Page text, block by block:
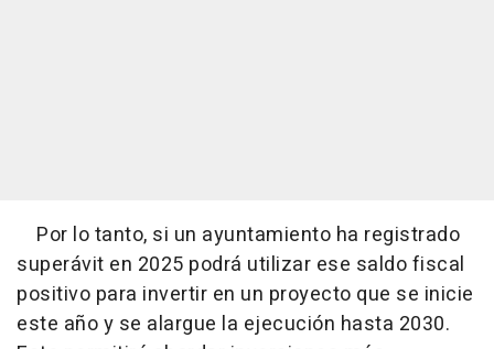
Por lo tanto, si un ayuntamiento ha registrado
superávit en 2025 podrá utilizar ese saldo fiscal
positivo para invertir en un proyecto que se inicie
este año y se alargue la ejecución hasta 2030.